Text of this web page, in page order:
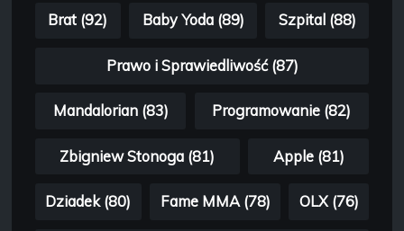
Brat (92) Baby Yoda (89) Szpital (88)
Prawo i Sprawiedliwość (87)
Mandalorian (83) Programowanie (82)
Zbigniew Stonoga (81) Apple (81)
Dziadek (80) Fame MMA (78) OLX (76)